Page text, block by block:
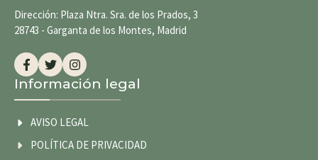
Dirección: Plaza Ntra. Sra. de los Prados, 3
28743 - Garganta de los Montes, Madrid
Información legal
AVISO LEGAL
POLÍTICA DE PRIVACIDAD